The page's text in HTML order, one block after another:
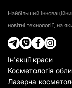
Найбільший
новітні технології, на
Ін'єкції краси
Косметологія
Лазерна